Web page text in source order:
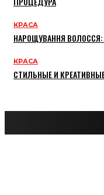
КРАСА
НАРОЩУВАННЯ ВОЛОССЯ:
КРАСА
СТИЛЬНЫЕ И